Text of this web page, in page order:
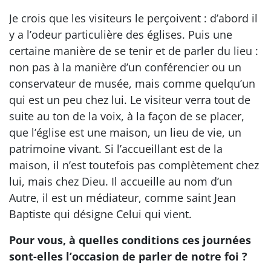
Je crois que les visiteurs le perçoivent : d’abord il
y a l’odeur particulière des églises. Puis une
certaine manière de se tenir et de parler du lieu :
non pas à la manière d’un conférencier ou un
conservateur de musée, mais comme quelqu’un
qui est un peu chez lui. Le visiteur verra tout de
suite au ton de la voix, à la façon de se placer,
que l’église est une maison, un lieu de vie, un
patrimoine vivant. Si l’accueillant est de la
maison, il n’est toutefois pas complètement chez
lui, mais chez Dieu. Il accueille au nom d’un
Autre, il est un médiateur, comme saint Jean
Baptiste qui désigne Celui qui vient.
Pour vous, à quelles conditions ces journées
sont-elles l’occasion de parler de notre foi ?